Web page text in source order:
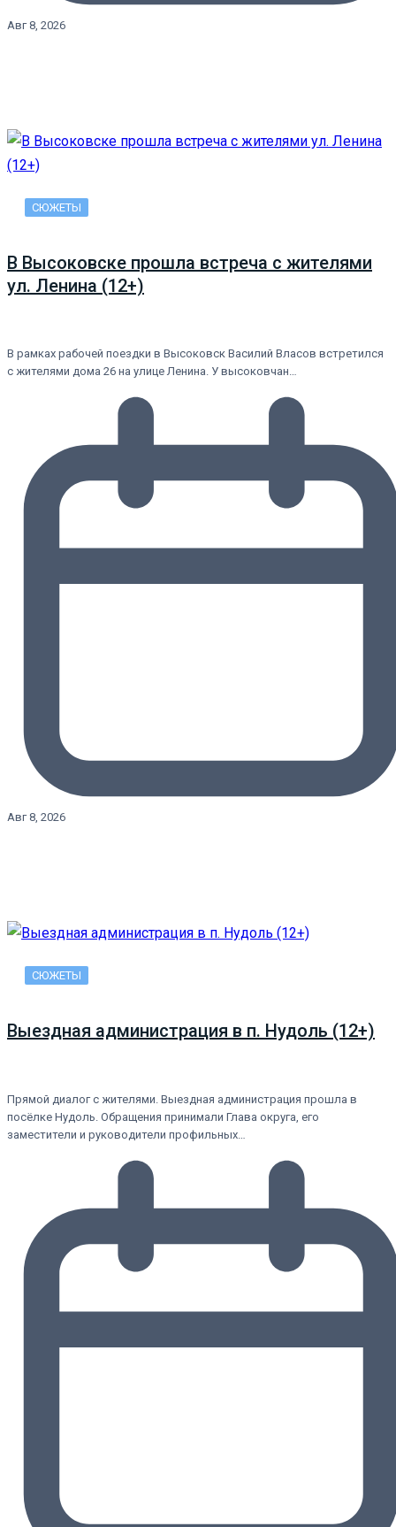
Авг 8, 2026
СЮЖЕТЫ
В Высоковске прошла встреча с жителями
ул. Ленина (12+)
В рамках рабочей поездки в Высоковск Василий Власов встретился
с жителями дома 26 на улице Ленина. У высоковчан…
Авг 8, 2026
СЮЖЕТЫ
Выездная администрация в п. Нудоль (12+)
Прямой диалог с жителями. Выездная администрация прошла в
посёлке Нудоль. Обращения принимали Глава округа, его
заместители и руководители профильных…